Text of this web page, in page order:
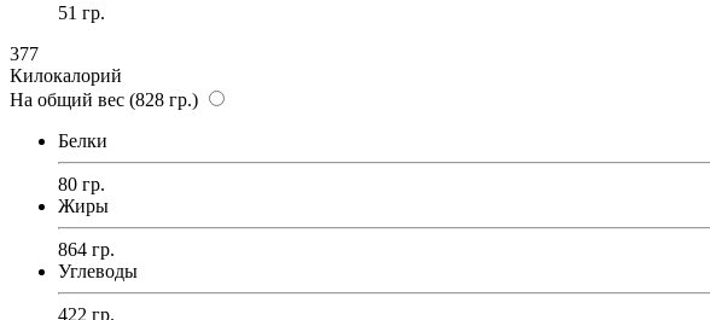
51 гр.
377
Килокалорий
На общий вес (828 гр.)
Белки
80 гр.
Жиры
864 гр.
Углеводы
422 гр.